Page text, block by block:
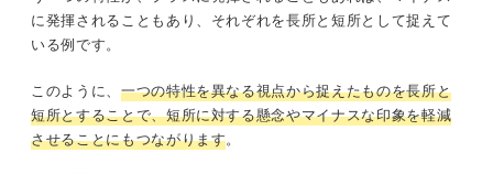
に発揮されることもあり、それぞれを長所と短所として捉えて
いる例です。
このように、 一つの特性を異なる視点から捉えたものを長所と
短所とすることで、短所に対する懸念やマイナスな印象を軽減
させることにもつながります。